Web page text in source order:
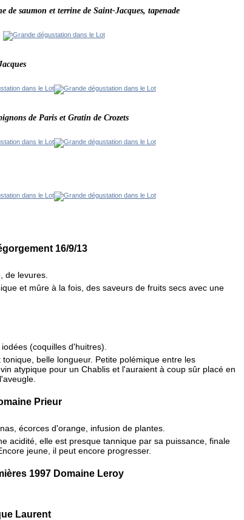
de saumon et terrine de Saint-Jacques, tapenade
de Paris et Gratin de Crozets
16/9/13
de levures.
et mûre à la fois, des saveurs de fruits secs avec une
(coquilles d'huitres).
belle longueur. Petite polémique entre les
atypique pour un Chablis et l'auraient à coup sûr placé en
Prieur
écorces d'orange, infusion de plantes.
acidité, elle est presque tannique par sa puissance, finale
jeune, il peut encore progresser.
1997 Domaine Leroy
Laurent